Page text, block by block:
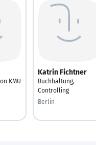
KMU
Katrin Fichtner
Buchhaltung,
Controlling
Berlin